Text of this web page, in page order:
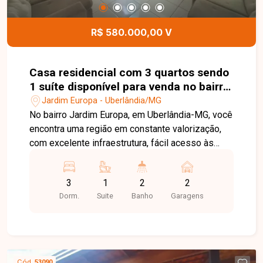
R$ 580.000,00 V
Casa residencial com 3 quartos sendo
1 suíte disponível para venda no bairro
Jardim Europa em Uberlândia-MG
Jardim Europa - Uberlândia/MG
No bairro Jardim Europa, em Uberlândia-MG, você
encontra uma região em constante valorização,
com excelente infraestrutura, fácil acesso às
supermercados, escolas, farmácias e diversos
comércios, proporcionando praticidade e
qualidade de vida. Casa disponível para venda
serviço e 2 vagas de garagem. O imóvel oferece
3
Dorm.
1
Suite
2
Banho
2
Garagens